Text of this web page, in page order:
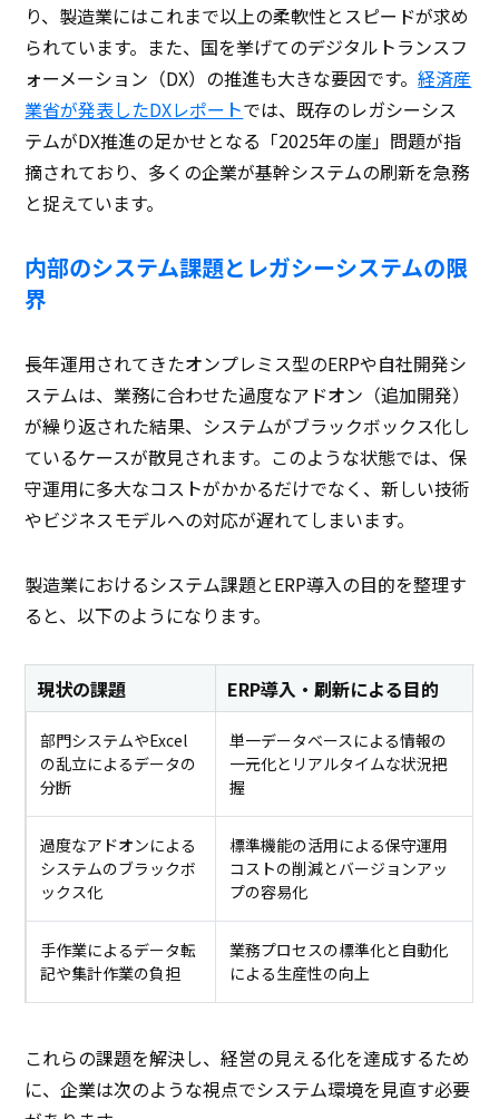
り、製造業にはこれまで以上の柔軟性とスピードが求め
られています。また、国を挙げてのデジタルトランスフ
ォーメーション（DX）の推進も大きな要因です。経済産
業省が発表したDXレポートでは、既存のレガシーシス
テムがDX推進の足かせとなる「2025年の崖」問題が指
摘されており、多くの企業が基幹システムの刷新を急務
と捉えています。
内部のシステム課題とレガシーシステムの限
界
長年運用されてきたオンプレミス型のERPや自社開発シ
ステムは、業務に合わせた過度なアドオン（追加開発）
が繰り返された結果、システムがブラックボックス化し
ているケースが散見されます。このような状態では、保
守運用に多大なコストがかかるだけでなく、新しい技術
やビジネスモデルへの対応が遅れてしまいます。
製造業におけるシステム課題とERP導入の目的を整理す
ると、以下のようになります。
現状の課題 ERP導入・刷新による目的
部門システムやExcel
の乱立によるデータの
分断
単一データベースによる情報の
一元化とリアルタイムな状況把
握
過度なアドオンによる
システムのブラックボ
ックス化
標準機能の活用による保守運用
コストの削減とバージョンアッ
プの容易化
手作業によるデータ転
記や集計作業の負担
業務プロセスの標準化と自動化
による生産性の向上
これらの課題を解決し、経営の見える化を達成するため
に、企業は次のような視点でシステム環境を見直す必要